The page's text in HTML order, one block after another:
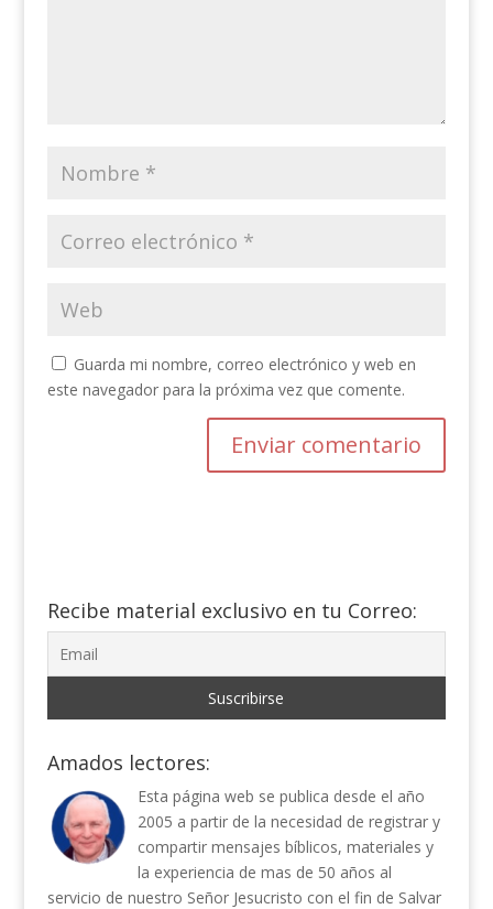
Guarda mi nombre, correo electrónico y web en
este navegador para la próxima vez que comente.
Recibe material exclusivo en tu Correo:
Amados lectores:
Esta página web se publica desde el año
2005 a partir de la necesidad de registrar y
compartir mensajes bíblicos, materiales y
la experiencia de mas de 50 años al
servicio de nuestro Señor Jesucristo con el fin de Salvar